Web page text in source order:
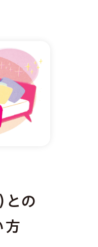
との
方